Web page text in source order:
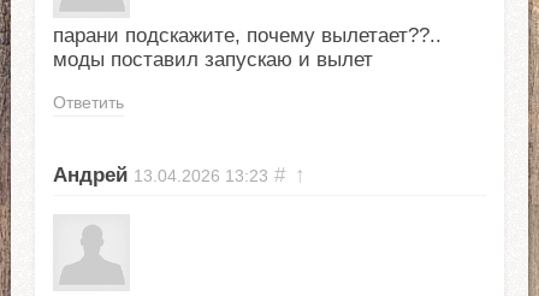
парани подскажите, почему вылетает??..
моды поставил запускаю и вылет
Ответить
Андрей 13.04.2026 13:23 # ↑